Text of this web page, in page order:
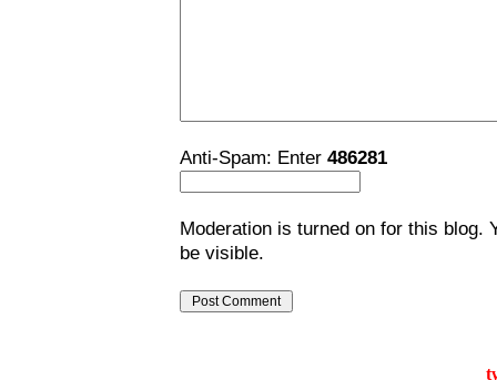
Anti-Spam: Enter 486281
Moderation is turned on for this blog.
be visible.